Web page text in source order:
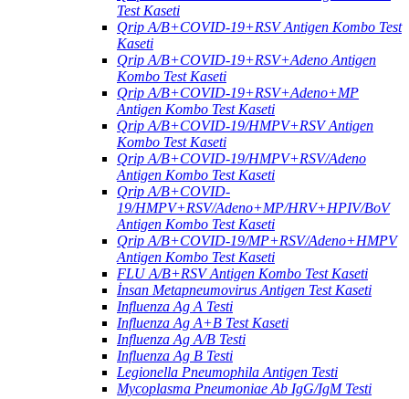
Test Kaseti
Qrip A/B+COVID-19+RSV Antigen Kombo Test
Kaseti
Qrip A/B+COVID-19+RSV+Adeno Antigen
Kombo Test Kaseti
Qrip A/B+COVID-19+RSV+Adeno+MP
Antigen Kombo Test Kaseti
Qrip A/B+COVID-19/HMPV+RSV Antigen
Kombo Test Kaseti
Qrip A/B+COVID-19/HMPV+RSV/Adeno
Antigen Kombo Test Kaseti
Qrip A/B+COVID-
19/HMPV+RSV/Adeno+MP/HRV+HPIV/BoV
Antigen Kombo Test Kaseti
Qrip A/B+COVID-19/MP+RSV/Adeno+HMPV
Antigen Kombo Test Kaseti
FLU A/B+RSV Antigen Kombo Test Kaseti
İnsan Metapneumovirus Antigen Test Kaseti
Influenza Ag A Testi
Influenza Ag A+B Test Kaseti
Influenza Ag A/B Testi
Influenza Ag B Testi
Legionella Pneumophila Antigen Testi
Mycoplasma Pneumoniae Ab IgG/IgM Testi